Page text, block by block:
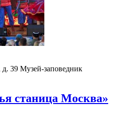
39 Музей-заповедник
станица Москва»